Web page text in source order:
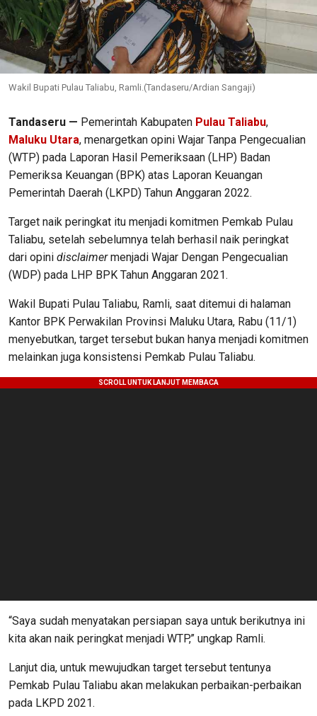
Wakil Bupati Pulau Taliabu, Ramli.(Tandaseru/Ardian Sangaji)
Tandaseru — Pemerintah Kabupaten Pulau Taliabu,
Maluku Utara, menargetkan opini Wajar Tanpa Pengecualian
(WTP) pada Laporan Hasil Pemeriksaan (LHP) Badan
Pemeriksa Keuangan (BPK) atas Laporan Keuangan
Pemerintah Daerah (LKPD) Tahun Anggaran 2022.
Target naik peringkat itu menjadi komitmen Pemkab Pulau
Taliabu, setelah sebelumnya telah berhasil naik peringkat
dari opini disclaimermenjadi Wajar Dengan Pengecualian
(WDP) pada LHP BPK Tahun Anggaran 2021.
Wakil Bupati Pulau Taliabu, Ramli, saat ditemui di halaman
Kantor BPK Perwakilan Provinsi Maluku Utara, Rabu (11/1)
menyebutkan, target tersebut bukan hanya menjadi komitmen
melainkan juga konsistensi Pemkab Pulau Taliabu.
“Saya sudah menyatakan persiapan saya untuk berikutnya ini
kita akan naik peringkat menjadi WTP,” ungkap Ramli.
Lanjut dia, untuk mewujudkan target tersebut tentunya
Pemkab Pulau Taliabu akan melakukan perbaikan-perbaikan
pada LKPD 2021.